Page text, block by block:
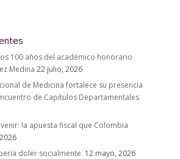
100 años del académico honorario
Medina 22 julio, 2026
de Medicina fortalece su presencia
de Capítulos Departamentales
la apuesta fiscal que Colombia
doler socialmente. 12 mayo, 2026